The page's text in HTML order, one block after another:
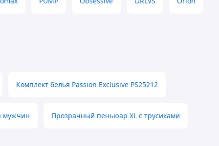
Комплект белья Passion Exclusive PS25212
мужчин Прозрачный пеньюар XL с трусиками